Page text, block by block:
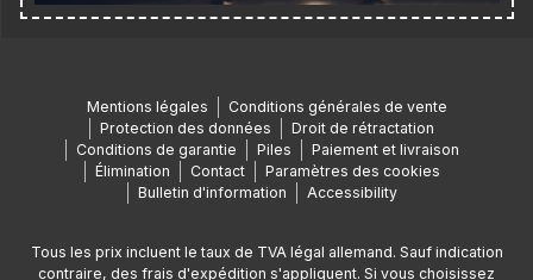
Mentions légales
Conditions générales de vente
Protection des données
Droit de rétractation
Conditions de garantie
Piles
Paiement et livraison
Élimination
Contact
Paramètres des cookies
Bulletin d'information
Accessibility
Tous les prix incluent le taux de TVA légal allemand. Sauf indication
contraire, des frais d'expédition s'appliquent. Si vous choisissez